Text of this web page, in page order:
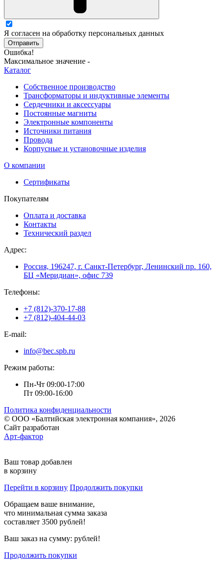
Я согласен на обработку персональных данных
Отправить
Ошибка!
Максимальное значение -
Каталог
Собственное производство
Трансформаторы и индуктивные элементы
Сердечники и аксессуары
Постоянные магниты
Электронные компоненты
Источники питания
Провода
Корпусные и установочные изделия
О компании
Сертификаты
Покупателям
Оплата и доставка
Контакты
Технический раздел
Адрес:
Россия, 196247, г. Санкт-Петербург, Ленинский пр. 160,
БЦ «Меридиан», офис 739
Телефоны:
+7 (812)-370-17-88
+7 (812)-404-44-03
E-mail:
info@bec.spb.ru
Режим работы:
Пн-Чт 09:00-17:00
Пт 09:00-16:00
Политика конфиденциальности
© ООО «Балтийская электронная компания», 2026
Сайт разработан
Арт-фактор
Ваш товар добавлен
в корзину
Перейти в корзину Продолжить покупки
Обращаем ваше внимание,
что минимальная сумма заказа
составляет 3500 рублей!
Ваш заказ на сумму: рублей!
Продолжить покупки